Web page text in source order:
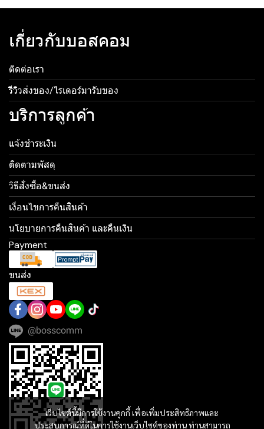
เว็บไซต์นี้มีการใช้งานคุกกี้ เพื่อเพิ่มประสิทธิภาพและ
ประสบการณ์ที่ดีในการใช้งานเว็บไซต์ของท่าน ท่านสามารถ
เกี่ยวกับบอสคอม
ติดต่อเรา
รีวิวส่งของ/ไรเดอร์มารับของ
บริการลูกค้า
แจ้งชำระเงิน
ติดตามพัสดุ
วิธีสั่งซื้อ&ขนส่ง
เงื่อนไขการคืนสินค้า
นโยบายการคืนสินค้า และคืนเงิน
Payment
ขนส่ง
@bosscomm